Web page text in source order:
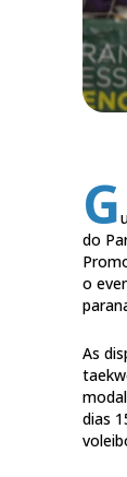
G
do
o
As
dias